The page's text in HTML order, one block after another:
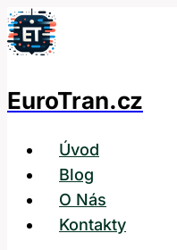
Přeskočit
na
EuroTran.cz
Úvod
Blog
O Nás
Kontakty